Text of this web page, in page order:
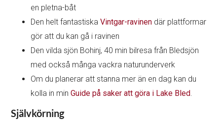
en pletna-båt
Den helt fantastiskaVintgar-ravinen där plattformar
gör att du kan gå i ravinen
Den vilda sjön Bohinj, 40 min bilresa från Bledsjön
med också många vackra naturunderverk
Om du planerar att stanna mer än en dag kan du
kolla in minGuide på saker att göra i Lake Bled.
Självkörning